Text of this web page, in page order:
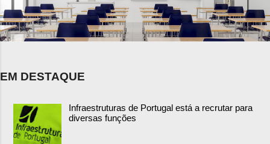
EM DESTAQUE
Infraestruturas de Portugal está a recrutar para
diversas funções